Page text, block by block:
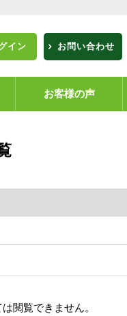
イン お問い合わせ
お客様の声
閲覧できません。